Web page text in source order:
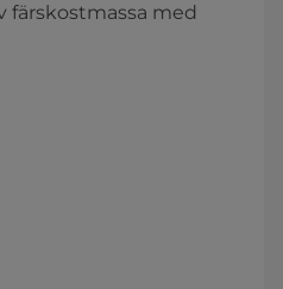
färskostmassa med